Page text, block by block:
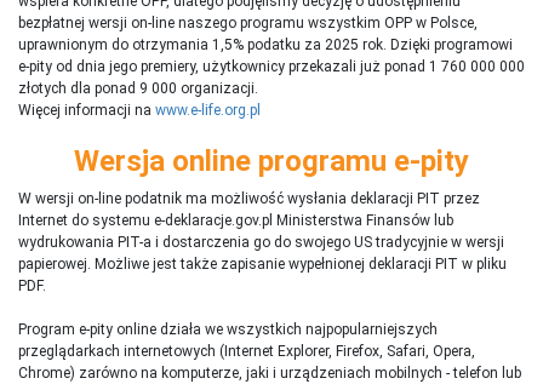
bezpłatnej wersji on-line naszego programu wszystkim OPP w Polsce,
uprawnionym do otrzymania 1,5% podatku za 2025 rok. Dzięki programowi
e-pity od dnia jego premiery, użytkownicy przekazali już ponad 1 760 000 000
złotych dla ponad 9 000 organizacji.
Więcej informacji na www.e-life.org.pl
Wersja online programu e-pity
W wersji on-line podatnik ma możliwość wysłania deklaracji PIT przez
Internet do systemu e-deklaracje.gov.pl Ministerstwa Finansów lub
wydrukowania PIT-a i dostarczenia go do swojego US tradycyjnie w wersji
papierowej. Możliwe jest także zapisanie wypełnionej deklaracji PIT w pliku
PDF.
Program e-pity online działa we wszystkich najpopularniejszych
przeglądarkach internetowych (Internet Explorer, Firefox, Safari, Opera,
Chrome) zarówno na komputerze, jaki i urządzeniach mobilnych - telefon lub